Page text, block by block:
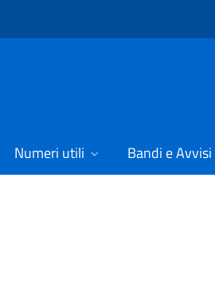
Numeri utili Bandi e Avvisi